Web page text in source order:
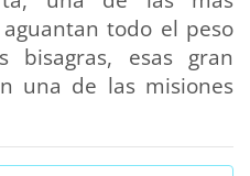
todo el peso
esas gran
una de las misiones